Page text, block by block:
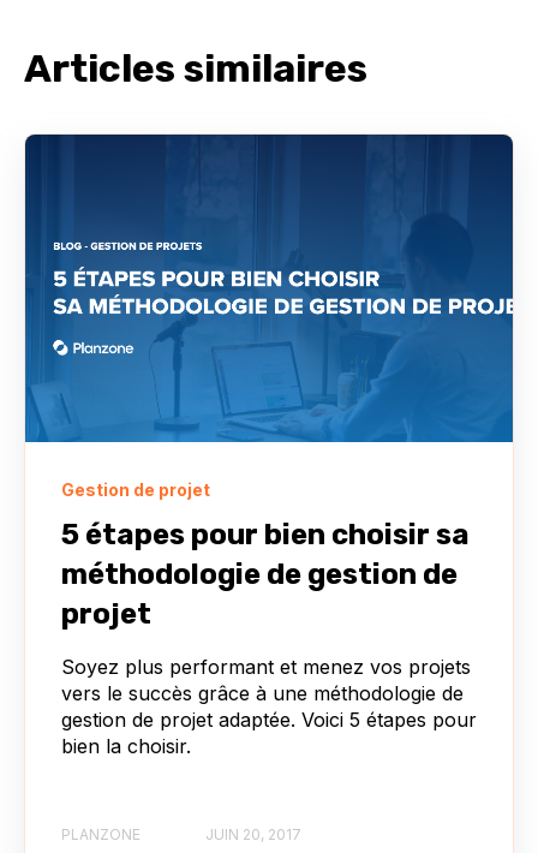
Articles similaires
Gestion de projet
5 étapes pour bien choisir sa
méthodologie de gestion de
projet
Soyez plus performant et menez vos projets
vers le succès grâce à une méthodologie de
gestion de projet adaptée. Voici 5 étapes pour
bien la choisir.
PLANZONE JUIN 20, 2017